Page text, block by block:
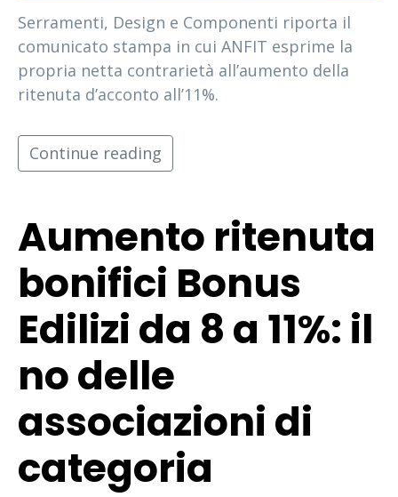
Serramenti, Design e Componenti riporta il
comunicato stampa in cui ANFIT esprime la
propria netta contrarietà all’aumento della
ritenuta d’acconto all’11%.
Continue reading
Aumento ritenuta
bonifici Bonus
Edilizi da 8 a 11%: il
no delle
associazioni di
categoria